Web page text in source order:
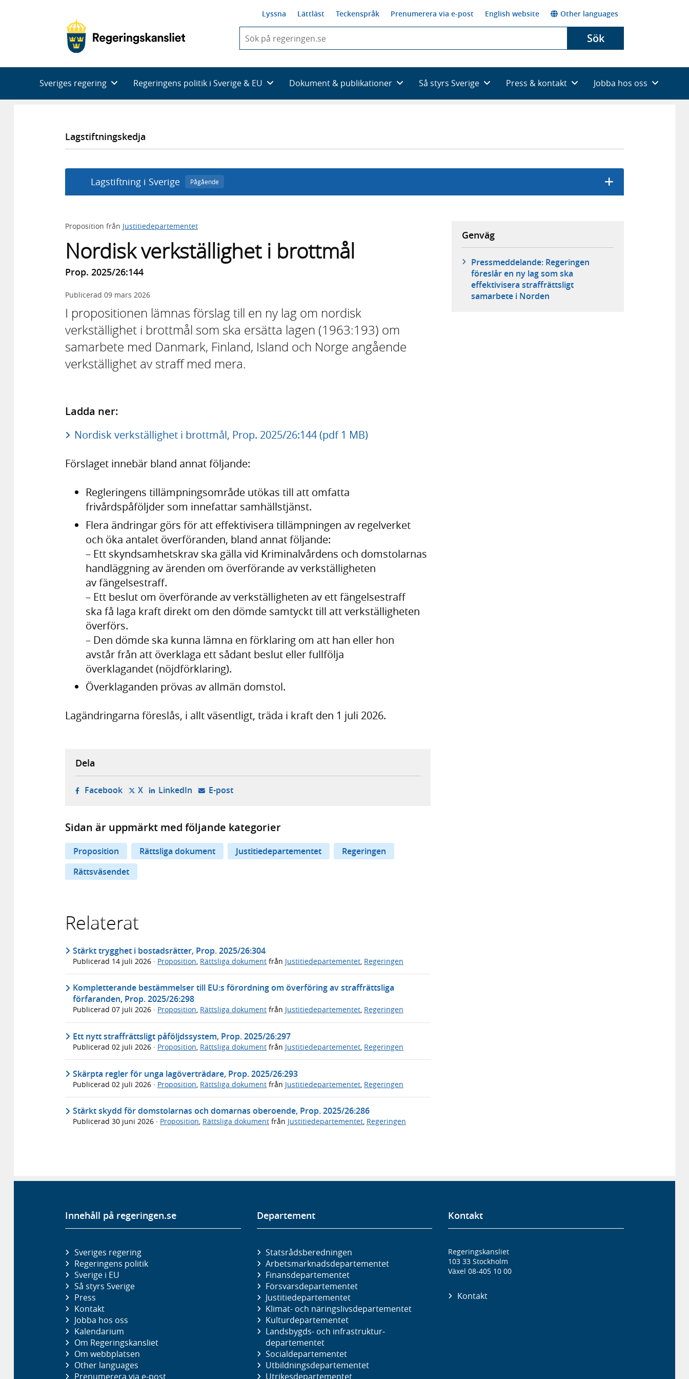
Lyssna Lättläst Teckenspråk Prenumerera via e-post English website Other languages
du
skriva
framträder
en
Sök
Sveriges regering Regeringens politik i Sverige & EU Dokument & publikationer Så styrs Sverige Press & kontakt Jobba hos oss
Lagstiftningskedja
Lagstiftning i Sverige Pågående
Proposition från Justitiedepartementet
Nordisk verkställighet i brottmål
Prop. 2025/26:144
Publicerad 09 mars 2026
I propositionen lämnas förslag till en ny lag om nordisk
verkställighet i brottmål som ska ersätta lagen (1963:193) om
samarbete med Danmark, Finland, Island och Norge angående
verkställighet av straff med mera.
Ladda ner:
Nordisk verkställighet i brottmål, Prop. 2025/26:144 (pdf 1 MB)
Förslaget innebär bland annat följande:
Regleringens tillämpningsområde utökas till att omfatta
frivårdspåföljder som innefattar samhällstjänst.
Flera ändringar görs för att effektivisera tillämpningen av regelverket
och öka antalet överföranden, bland annat följande:
– Ett skyndsamhetskrav ska gälla vid Kriminalvårdens och domstolarnas
handläggning av ärenden om överförande av verkställigheten
av fängelsestraff.
– Ett beslut om överförande av verkställigheten av ett fängelsestraff
ska få laga kraft direkt om den dömde samtyckt till att verkställigheten
överförs.
– Den dömde ska kunna lämna en förklaring om att han eller hon
avstår från att överklaga ett sådant beslut eller fullfölja
överklagandet (nöjdförklaring).
Överklaganden prövas av allmän domstol.
Lagändringarna föreslås, i allt väsentligt, träda i kraft den 1 juli 2026.
Genväg
Pressmeddelande: Regeringen
föreslår en ny lag som ska
effektivisera straffrättsligt
samarbete i Norden
Dela
Facebook- öppnas i ny flik, extern webbplats,
X- öppnas i ny flik, extern webbplats,
LinkedIn- öppnas i ny flik, extern webbplats,
E-post- öppnar din e-postklient,
Sidan är uppmärkt med följande kategorier
Proposition Rättsliga dokument Justitiedepartementet
Regeringen
Rättsväsendet
Relaterat
Stärkt trygghet i bostadsrätter, Prop. 2025/26:304
Publicerad 14 juli 2026 · Proposition Rättsliga dokument från Justitiedepartementet Regeringen
Kompletterande bestämmelser till EU:s förordning om överföring av straffrättsliga
förfaranden, Prop. 2025/26:298
Publicerad 07 juli 2026 · Proposition, Rättsliga dokument från Justitiedepartementet, Regeringen
Ett nytt straffrättsligt påföljdssystem, Prop. 2025/26:297
Publicerad 02 juli 2026 · Proposition, Rättsliga dokument från Justitiedepartementet, Regeringen
Skärpta regler för unga lagöverträdare, Prop. 2025/26:293
Publicerad 02 juli 2026 · Proposition Rättsliga dokument från Justitiedepartementet Regeringen
Stärkt skydd för domstolarnas och domarnas oberoende, Prop. 2025/26:286
Publicerad 30 juni 2026 · Proposition, Rättsliga dokument från Justitiedepartementet, Regeringen
Innehåll på regeringen.se
Sveriges regering
Regeringens politik
Sverige i EU
Så styrs Sverige
Press
Kontakt
Jobba hos oss
Kalendarium
Om Regeringskansliet
Om webbplatsen
Other languages
Prenumerera via e-post
Departement
Statsrådsberedningen
Arbetsmarknads­departementet
Finans­departementet
Försvars­departementet
Justitie­departementet
Klimat- och näringslivs­departementet
Kultur­departementet
Landsbygds- och infrastruktur­
departementet
Social­departementet
Utbildnings­departementet
Utrikes­departementet
Kontakt
Regeringskansliet
103 33 Stockholm
Växel 08-405 10 00
Kontakt